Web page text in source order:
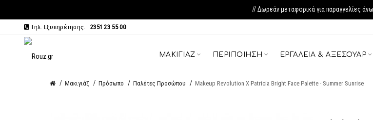
// Δωρεάν μεταφορικά για παραγγελίες
Τηλ. Εξυπηρέτησης: 2351 23 55 00
ΜΑΚΙΓΙΆΖ ΠΕΡΙΠΟΊΗΣΗ ΕΡΓΑΛΕΊΑ & ΑΞΕΣΟΥΆΡ
Μακιγιάζ Πρόσωπο Παλέτες Προσώπου Makeup Revolution X Patricia Bright Face Palette - Summer Sunrise